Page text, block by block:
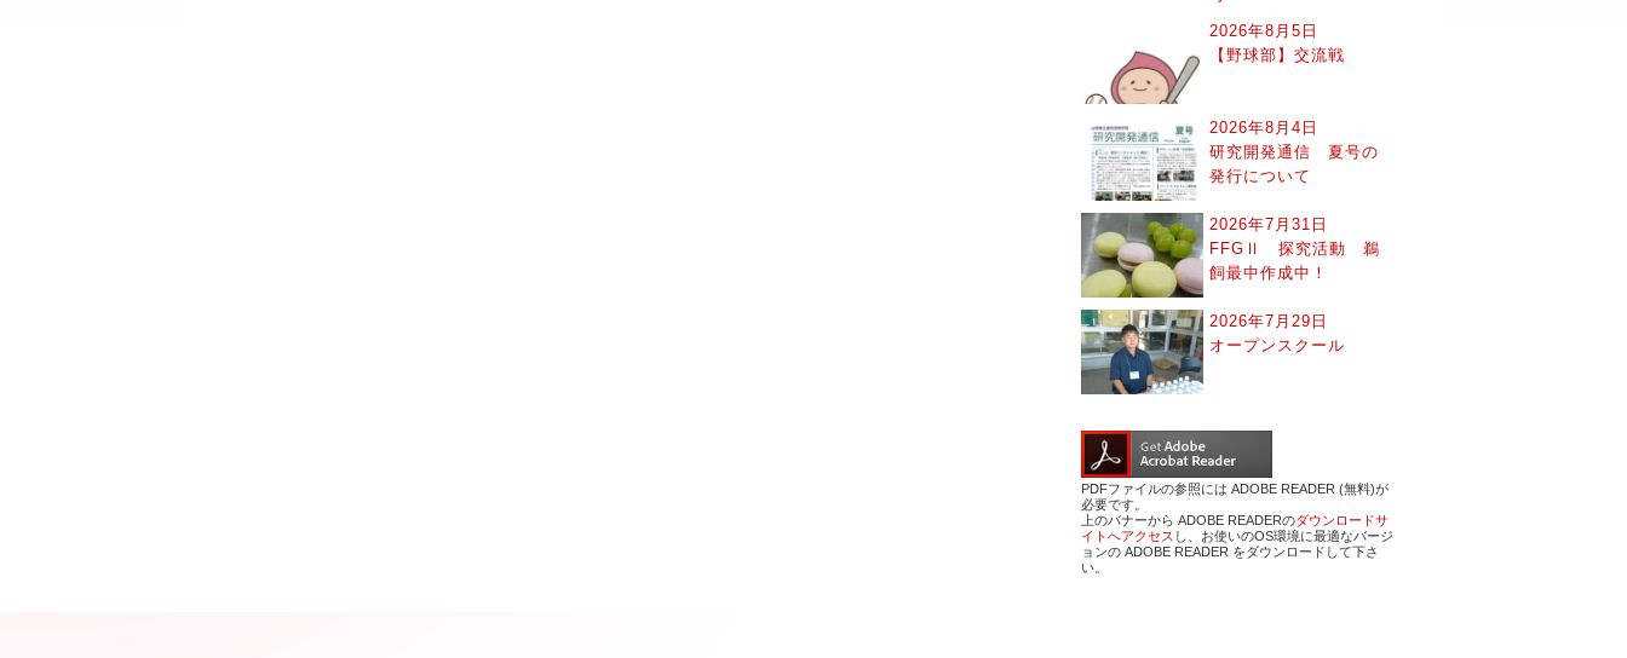
2026年8月5日
【野球部】交流戦
2026年8月4日
研究開発通信 夏号の
発行について
2026年7月31日
FFGⅡ 探究活動 鵜
飼最中作成中！
2026年7月29日
オープンスクール
PDFファイルの参照には ADOBE READER (無料)が
必要です。
上のバナーから ADOBE READERのダウンロードサ
イトへアクセス し、お使いのOS環境に最適なバージ
ョンの ADOBE READER をダウンロードして下さ
い。